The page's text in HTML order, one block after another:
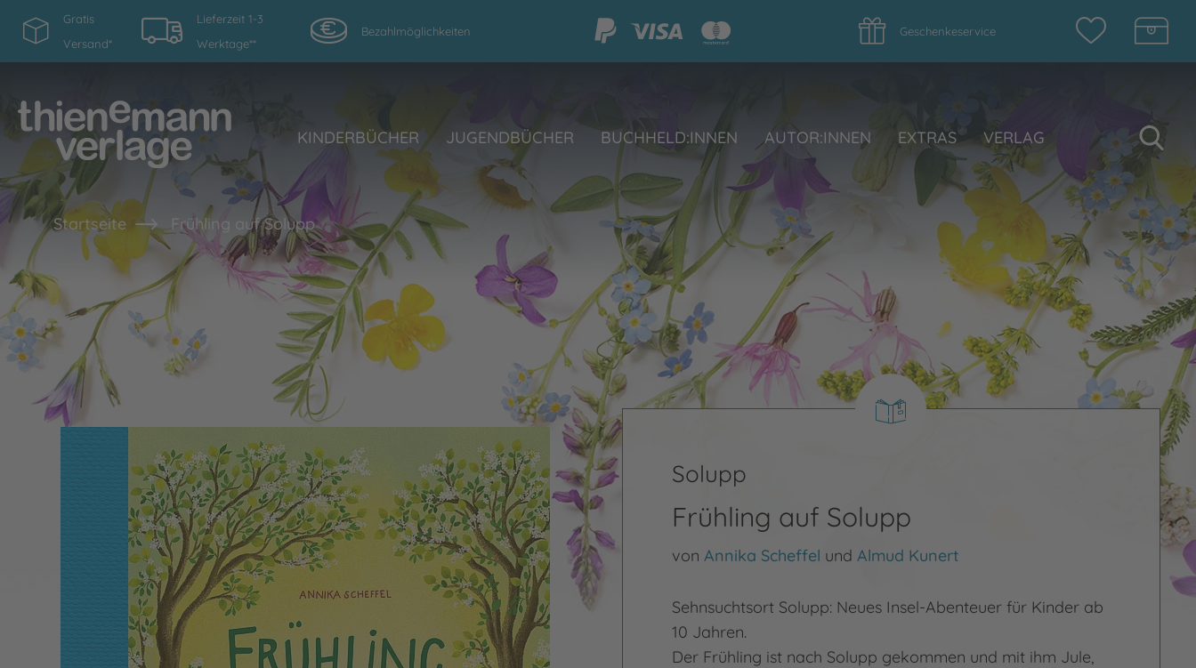
Gratis
Versand*
Lieferzeit 1-3
Werktage**
Bezahlmöglichkeiten Geschenkeservice
KINDERBÜCHER JUGENDBÜCHER BUCHHELD:INNEN AUTOR:INNEN EXTRAS VERLAG
Startseite Frühling auf Solupp
Solupp
Frühling auf Solupp
von Annika Scheffel und Almud Kunert
Sehnsuchtsort Solupp: Neues Insel-Abenteuer für Kinder ab
10 Jahren.
Der Frühling ist nach Solupp gekommen und mit ihm Jule,